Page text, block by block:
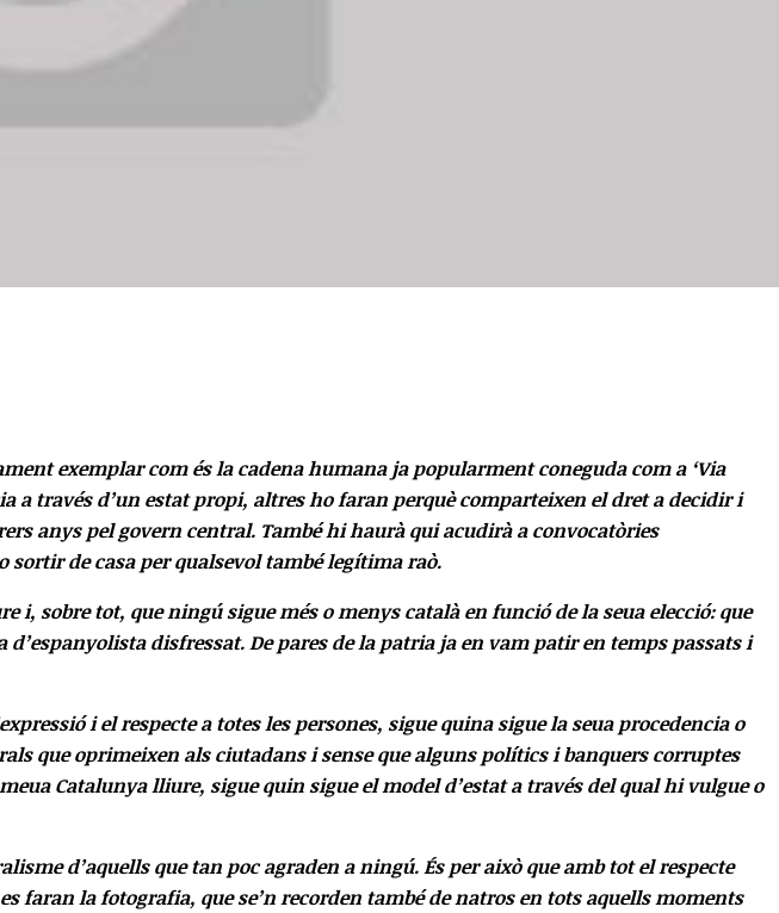
exemplar com és la cadena humana ja popularment coneguda com a ‘Via
a través d’un estat propi, altres ho faran perquè comparteixen el dret a decidir i
anys pel govern central. També hi haurà qui acudirà a convocatòries
sortir de casa per qualsevol també legítima raò.
i, sobre tot, que ningú sigue més o menys català en funció de la seua elecció: que
disfressat. De pares de la patria ja en vam patir en temps passats i
i el respecte a totes les persones, sigue quina sigue la seua procedencia o
que oprimeixen als ciutadans i sense que alguns polítics i banquers corruptes
Catalunya lliure, sigue quin sigue el model d’estat a través del qual hi vulgue o
d’aquells que tan poc agraden a ningú. És per això que amb tot el respecte
faran la fotografia, que se’n recorden també de natros en tots aquells moments